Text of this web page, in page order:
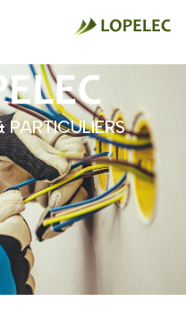
PARTICULIERS